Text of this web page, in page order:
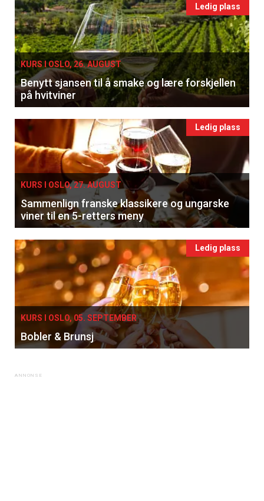
Ledig plass
KURS I OSLO, 26. AUGUST
Benytt sjansen til å smake og lære forskjellen
på hvitviner
Ledig plass
KURS I OSLO, 27. AUGUST
Sammenlign franske klassikere og ungarske
viner til en 5-retters meny
Ledig plass
KURS I OSLO, 05. SEPTEMBER
Bobler & Brunsj